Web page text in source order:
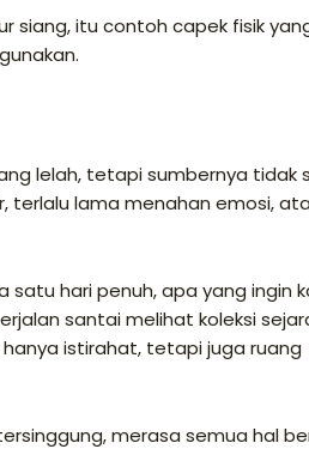
siang, itu contoh capek fisik
lelah, tetapi sumbernya tidak
terlalu lama menahan emosi,
satu hari penuh, apa yang ingin
santai melihat koleksi
istirahat, tetapi juga ruang
merasa semua hal